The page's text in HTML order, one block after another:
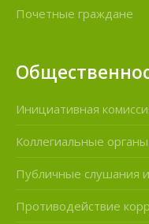
Почетные граждане
Инициативная
Коллегиальные органы
Публичные слушания
Противодействие